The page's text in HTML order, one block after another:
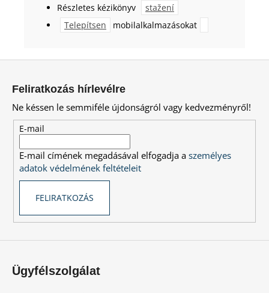
Részletes kézikönyv
stažení
Telepítsen
mobilalkalmazásokat
Feliratkozás hírlevélre
Ne késsen le semmiféle újdonságról vagy kedvezményről!
E-mail
E-mail címének megadásával elfogadja aszemélyes
adatok védelmének feltételeit
FELIRATKOZÁS
Ügyfélszolgálat